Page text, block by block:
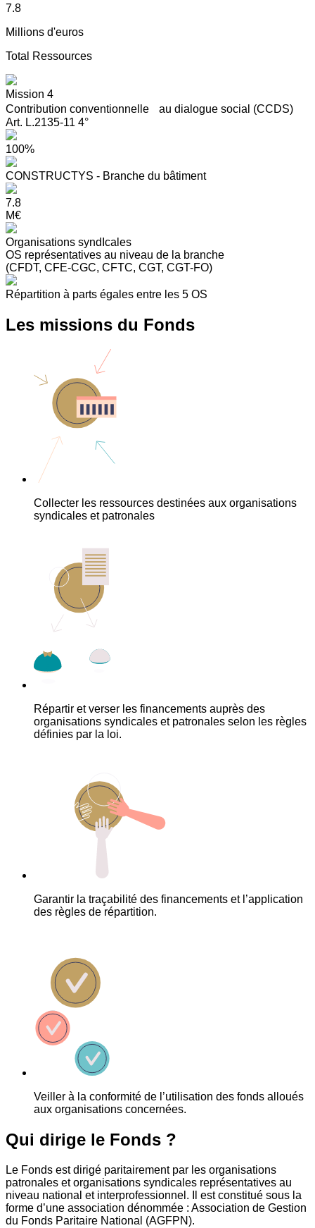
7.8
Millions d'euros
Total Ressources
Mission 4
Contribution conventionnelle au dialogue social (CCDS)
Art. L.2135-11 4°
100%
CONSTRUCTYS - Branche du bâtiment
7.8
M€
Organisations syndIcales
OS représentatives au niveau de la branche
(CFDT, CFE-CGC, CFTC, CGT, CGT-FO)
Répartition à parts égales entre les 5 OS
Les missions du Fonds
Collecter les ressources destinées aux organisations
syndicales et patronales
Répartir et verser les financements auprès des
organisations syndicales et patronales selon les règles
définies par la loi.
Garantir la traçabilité des financements et l’application
des règles de répartition.
Veiller à la conformité de l’utilisation des fonds alloués
aux organisations concernées.
Qui dirige le Fonds ?
Le Fonds est dirigé paritairement par les organisations
patronales et organisations syndicales représentatives au
niveau national et interprofessionnel. Il est constitué sous la
forme d’une association dénommée : Association de Gestion
du Fonds Paritaire National (AGFPN).